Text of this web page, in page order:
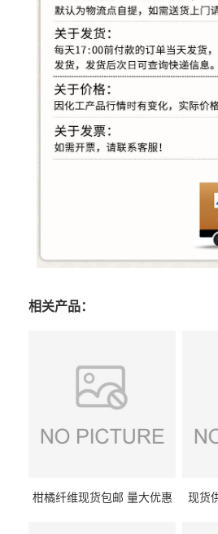
相关产品：
柑橘纤维现货包邮 量大优惠
现货